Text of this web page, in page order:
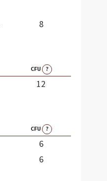
8
CFU ?
12
CFU ?
6
6